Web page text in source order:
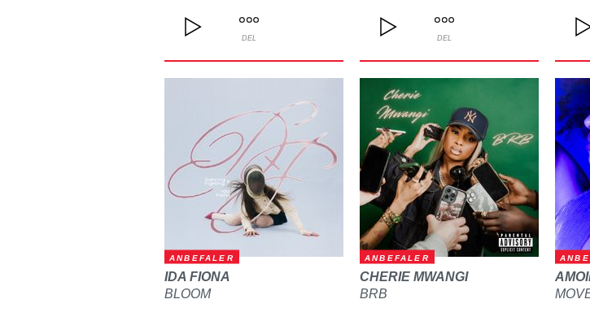
DEL DEL
ANBEFALER
IDA FIONA
BLOOM
ANBEFALER
CHERIE MWANGI
BRB